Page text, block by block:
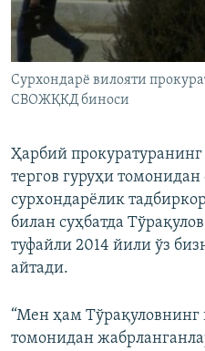
Сурхондарё вилояти
СВОЖҚКД биноси
Ҳарбий
тергов гуруҳи
сурхондарёлик
билан суҳбатда
туфайли 2014 йили ўз
айтади.
“Мен ҳам Тўрақуловнинг
томонидан